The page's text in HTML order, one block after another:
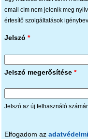
email cím nem jelenik meg
értesítő szolgáltatások
Jelszó *
Jelszó megerősítése *
Jelszó az új felhasználó
Elfogadom az